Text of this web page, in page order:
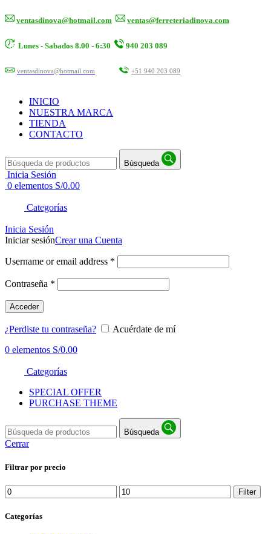
ventasdinova@hotmail.com ventas@ferreteriadinova.com
Lunes - Sabados 8.00 - 6:30 940 203 089
ventasdinova@hotmail.com +51 940 203 089
INICIO
NUESTRA MARCA
TIENDA
CONTACTO
Búsqueda
Inicia Sesión
0 elementos S/0.00
Categorías
Inicia Sesión
Iniciar sesiónCrear una Cuenta
Username or email address *
Contraseña *
Acceder
¿Perdiste tu contraseña?
Acuérdate de mí
0 elementos S/0.00
Categorías
SPECIAL OFFER
PURCHASE THEME
Búsqueda
Cerrar
Filtrar por precio
Min
price
Max
price
Filter
Categorías